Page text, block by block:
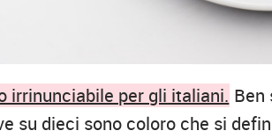
irrinunciabile per gli italiani. Ben
su dieci sono coloro che si